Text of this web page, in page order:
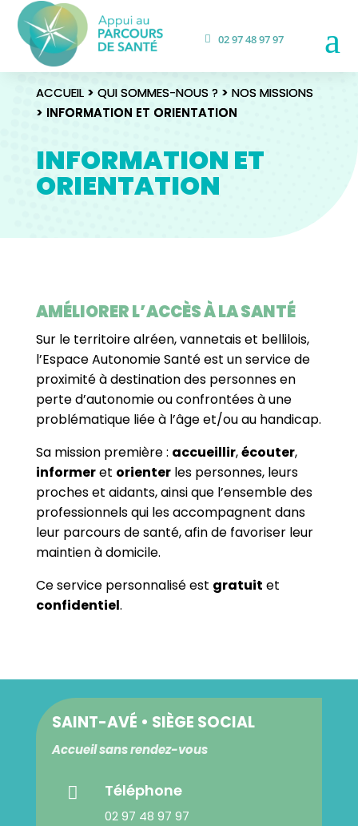
02 97 48 97 97 a
ACCUEIL> QUI SOMMES-NOUS ? > NOS MISSIONS
> INFORMATION ET ORIENTATION
INFORMATION ET
ORIENTATION
ACCUEIL> QUI SOMMES-NOUS ? > NOS MISSIONS
> INFORMATION ET ORIENTATION
AMÉLIORER L’ACCÈS À LA SANTÉ
Sur le territoire alréen, vannetais et bellilois,
l’Espace Autonomie Santé est un service de
proximité à destination des personnes en
perte d’autonomie ou confrontées à une
problématique liée à l’âge et/ou au handicap.
Sa mission première : accueillir,écouter,
informeret orienterles personnes, leurs
proches et aidants, ainsi que l’ensemble des
professionnels qui les accompagnent dans
leur parcours de santé, afin de favoriser leur
maintien à domicile.
Ce service personnalisé est gratuit et
confidentiel.
SAINT-AVÉ • SIÈGE SOCIAL
Accueil sans rendez-vous
 Téléphone
02 97 48 97 97